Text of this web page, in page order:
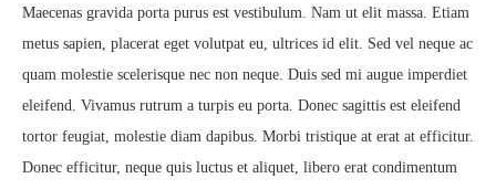
Maecenas gravida porta purus est vestibulum. Nam ut elit massa. Etiam
metus sapien, placerat eget volutpat eu, ultrices id elit. Sed vel neque ac
quam molestie scelerisque nec non neque. Duis sed mi augue imperdiet
eleifend. Vivamus rutrum a turpis eu porta. Donec sagittis est eleifend
tortor feugiat, molestie diam dapibus. Morbi tristique at erat at efficitur.
Donec efficitur, neque quis luctus et aliquet, libero erat condimentum